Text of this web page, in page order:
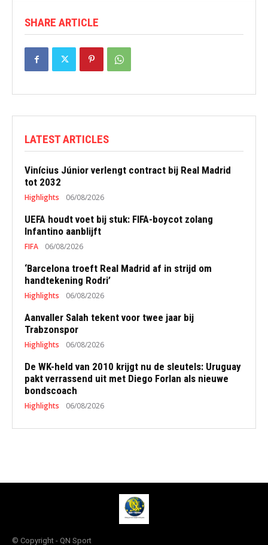
SHARE ARTICLE
LATEST ARTICLES
Vinícius Júnior verlengt contract bij Real Madrid
tot 2032
Highlights 06/08/2026
UEFA houdt voet bij stuk: FIFA-boycot zolang
Infantino aanblijft
FIFA 06/08/2026
‘Barcelona troeft Real Madrid af in strijd om
handtekening Rodri’
Highlights 06/08/2026
Aanvaller Salah tekent voor twee jaar bij
Trabzonspor
Highlights 06/08/2026
De WK-held van 2010 krijgt nu de sleutels: Uruguay
pakt verrassend uit met Diego Forlan als nieuwe
bondscoach
Highlights 06/08/2026
© Copyright - QN Sport